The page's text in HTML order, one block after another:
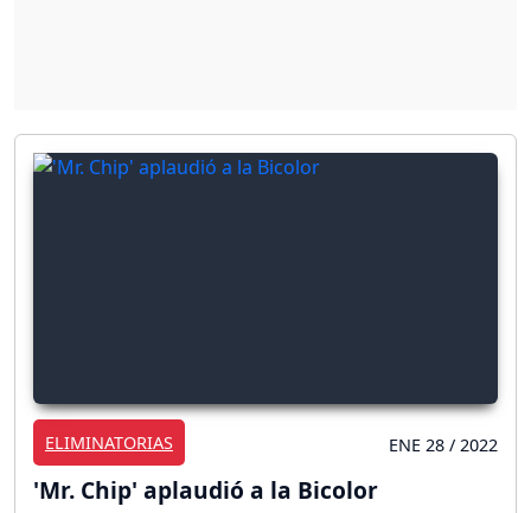
ELIMINATORIAS ENE 28 / 2022
'Mr. Chip' aplaudió a la Bicolor